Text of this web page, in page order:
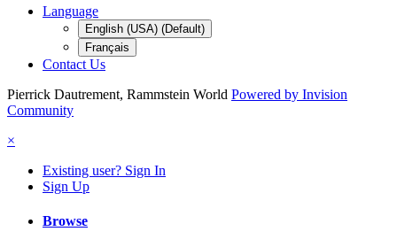
Language
English (USA) (Default)
Français
Contact Us
Pierrick Dautrement, Rammstein World Powered by Invision
Community
×
Existing user? Sign In
Sign Up
Browse